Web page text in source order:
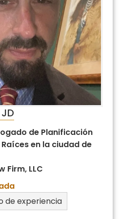
de Planificación
en la ciudad de
Firm, LLC
de experiencia